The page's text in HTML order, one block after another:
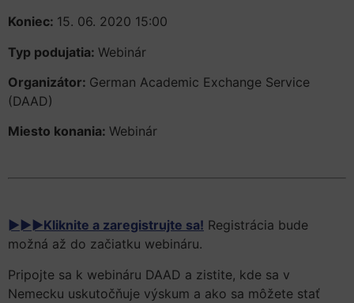
Koniec: 15. 06. 2020 15:00
Typ podujatia: Webinár
Organizátor: German Academic Exchange Service
(DAAD)
Miesto konania: Webinár
►►►Kliknite a zaregistrujte sa! Registrácia bude
možná až do začiatku webináru.
Pripojte sa k webináru DAAD a zistite, kde sa v
Nemecku uskutočňuje výskum a ako sa môžete stať